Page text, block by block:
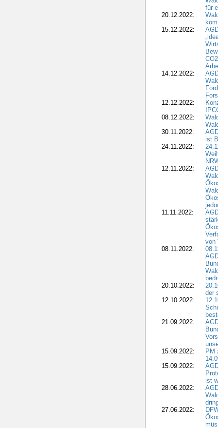
für
20.12.2022:
15.12.2022:
14.12.2022:
12.12.2022:
08.12.2022:
30.11.2022:
ist
24.11.2022:
12.11.2022:
11.11.2022:
von
08.11.2022:
20.10.2022:
der
12.10.2022:
21.09.2022:
15.09.2022:
PM
15.09.2022:
ist
28.06.2022:
27.06.2022: